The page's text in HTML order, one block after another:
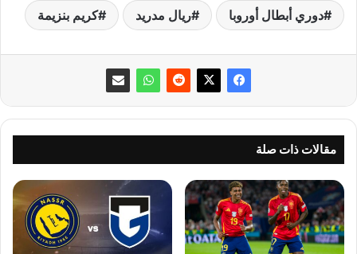
دوري أبطال أوروبا ريال مدريد كريم بنزيمة
مقالات ذات صلة